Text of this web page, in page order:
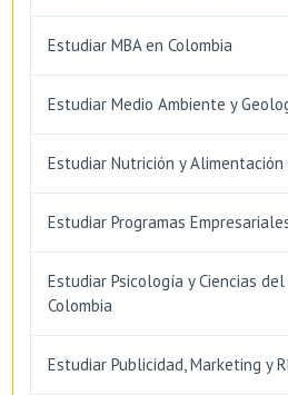
Estudiar MBA en Colombia
Estudiar Medio Ambiente y
Estudiar Nutrición y Alimentación
Estudiar Programas
Estudiar Psicología y Ciencias
Colombia
Estudiar Publicidad, Marketing y